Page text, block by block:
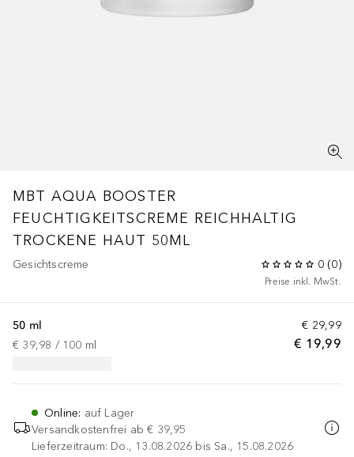
MBT AQUA BOOSTER
FEUCHTIGKEITSCREME REICHHALTIG
TROCKENE HAUT 50ML
Gesichtscreme 0 (0)
Preise inkl. MwSt.
€ 29,99
€ 19,99
50 ml
€ 39,98 / 100 ml
Online: auf Lager
Versandkostenfrei ab € 39,95
Lieferzeitraum: Do., 13.08.2026 bis Sa., 15.08.2026